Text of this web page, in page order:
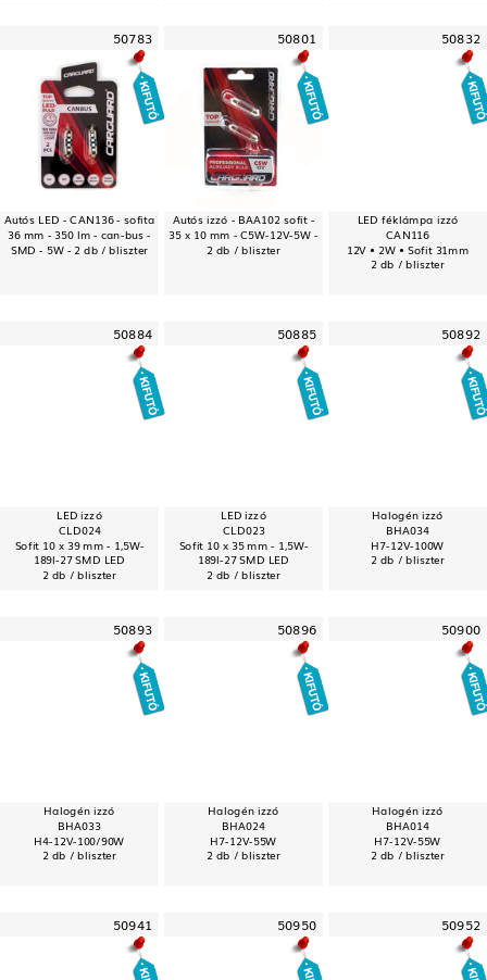
50783
Autós LED - CAN136 - sofita
36 mm - 350 lm - can-bus -
SMD - 5W - 2 db / bliszter
50801
Autós izzó - BAA102 sofit -
35 x 10 mm - C5W-12V-5W -
2 db / bliszter
50832
LED féklámpa izzó
CAN116
12V • 2W • Sofit 31mm
2 db / bliszter
50884
LED izzó
CLD024
Sofit 10 x 39 mm - 1,5W-
189l-27 SMD LED
2 db / bliszter
50885
LED izzó
CLD023
Sofit 10 x 35 mm - 1,5W-
189l-27 SMD LED
2 db / bliszter
50892
Halogén izzó
BHA034
H7-12V-100W
2 db / bliszter
50893
Halogén izzó
BHA033
H4-12V-100/90W
2 db / bliszter
50896
Halogén izzó
BHA024
H7-12V-55W
2 db / bliszter
50900
Halogén izzó
BHA014
H7-12V-55W
2 db / bliszter
50941 50950 50952